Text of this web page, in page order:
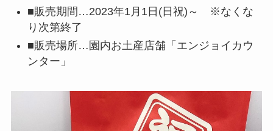
■販売期間…2023年1月1日(日祝)～ ※なくな
り次第終了
■販売場所…園内お土産店舗「エンジョイカウ
ンター」